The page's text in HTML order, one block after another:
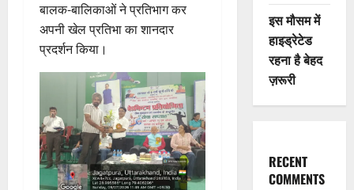
बालक-बालिकाओं ने प्रतिभाग कर
अपनी खेल प्रतिभा का शानदार
प्रदर्शन किया।
इस मौसम में
हाइड्रेटेड
रहना है बेहद
ज़रूरी
RECENT
COMMENTS